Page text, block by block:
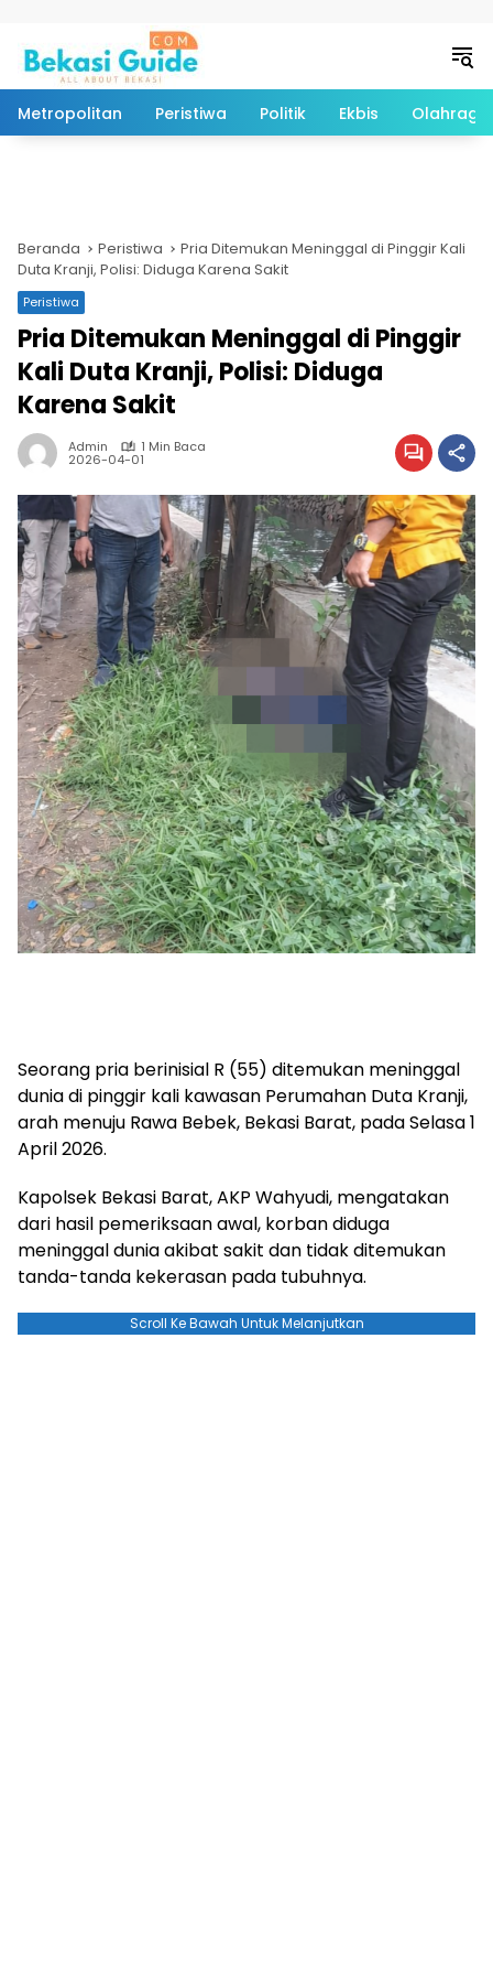
Metropolitan Peristiwa Politik Ekbis Olahraga
Beranda Peristiwa
Pria Ditemukan Meninggal di Pinggir Kali
Duta Kranji, Polisi: Diduga Karena Sakit
Peristiwa
Pria Ditemukan Meninggal di Pinggir
Kali Duta Kranji, Polisi: Diduga
Karena Sakit
Admin 1 Min Baca
2026-04-01
Seorang pria berinisial R (55) ditemukan meninggal
dunia di pinggir kali kawasan Perumahan Duta Kranji,
arah menuju Rawa Bebek, Bekasi Barat, pada Selasa 1
April 2026.
Kapolsek Bekasi Barat, AKP Wahyudi, mengatakan
dari hasil pemeriksaan awal, korban diduga
meninggal dunia akibat sakit dan tidak ditemukan
tanda-tanda kekerasan pada tubuhnya.
Scroll Ke Bawah Untuk Melanjutkan